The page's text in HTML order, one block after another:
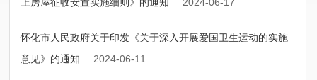
怀化市人民政府关于印发《关于深入开展爱国卫生运动的实施
意见》的通知
2024-06-11